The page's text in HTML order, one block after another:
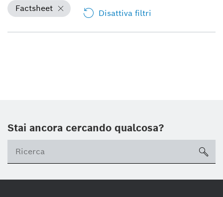
Factsheet Disattiva filtri
Stai ancora cercando qualcosa?